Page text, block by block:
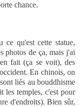
chance.
qu'est cette statue,
photos de ça, mais j'ai
fait (ça se voit), des
En chinois, on
liés au bouddhisme
les temples, c'est pour
d'endroits). Bien sûr,